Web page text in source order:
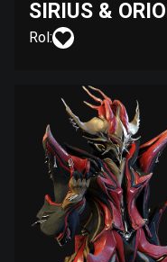
SIRIUS &
Rol: